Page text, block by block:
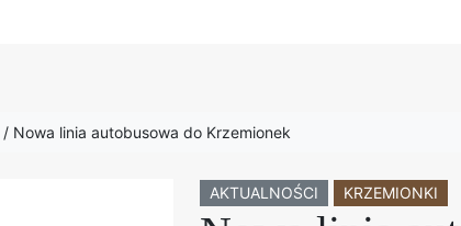
/ Nowa linia autobusowa do Krzemionek
AKTUALNOŚCI KRZEMIONKI